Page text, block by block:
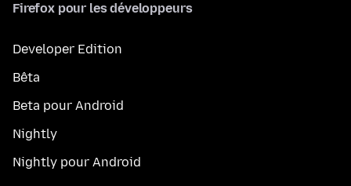
Firefox pour les développeurs
Developer Edition
Bêta
Beta pour Android
Nightly
Nightly pour Android